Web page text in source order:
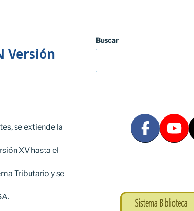
Versión
se extiende la
XV hasta el
Tributario y se
Buscar